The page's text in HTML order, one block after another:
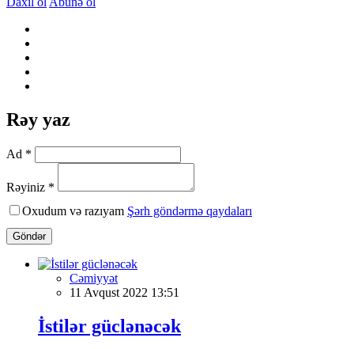
Rəy yaz
Ad *
Rəyiniz *
Oxudum və razıyam Şərh göndərmə qaydaları
Göndər
Cəmiyyət
11 Avqust 2022 13:51
İstilər güclənəcək